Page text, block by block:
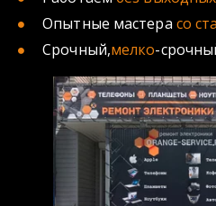
Опытные мастера со
Срочный,мелко-